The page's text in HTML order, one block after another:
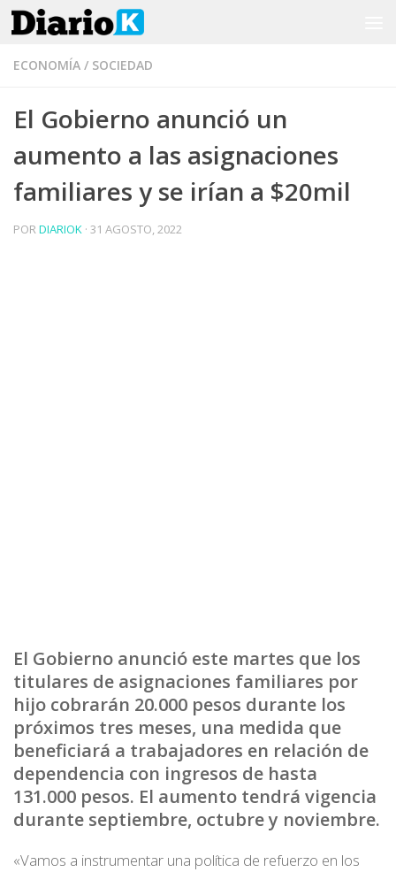
Saltar al contenido
ECONOMÍA / SOCIEDAD
El Gobierno anunció un
aumento a las asignaciones
familiares y se irían a $20mil
PORDIARIOK · 31 AGOSTO, 2022
El Gobierno anunció este martes que los
titulares de asignaciones familiares por
hijo cobrarán 20.000 pesos durante los
próximos tres meses, una medida que
beneficiará a trabajadores en relación de
dependencia con ingresos de hasta
131.000 pesos. El aumento tendrá vigencia
durante septiembre, octubre y noviembre.
«Vamos a instrumentar una política de refuerzo en los